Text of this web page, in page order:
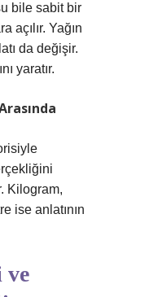
bile sabit bir
açılır. Yağın
da değişir.
yaratır.
Kilogram,
ise anlatının
ve